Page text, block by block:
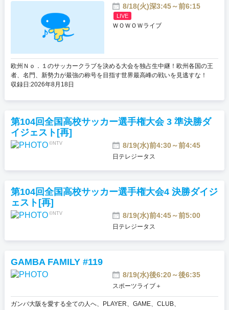
8/18(火)深3:45～前6:15
LIVE
ＷＯＷＯＷライブ
欧州Ｎｏ．１のサッカークラブを決める大会を独占生中継！欧州各国の王
者、名門、新勢力が最強の称号を目指す世界最高峰の戦いを見逃すな！
収録日:2026年8月18日
©NTV
第104回全国高校サッカー選手権大会 3 準決勝ダ
イジェスト[再]
8/19(水)前4:30～前4:45
日テレジータス
©NTV
第104回全国高校サッカー選手権大会4 決勝ダイジ
ェスト[再]
8/19(水)前4:45～前5:00
日テレジータス
GAMBA FAMILY #119
8/19(水)後6:20～後6:35
スポーツライブ＋
ガンバ大阪を愛する全ての人へ、PLAYER、GAME、CLUB、